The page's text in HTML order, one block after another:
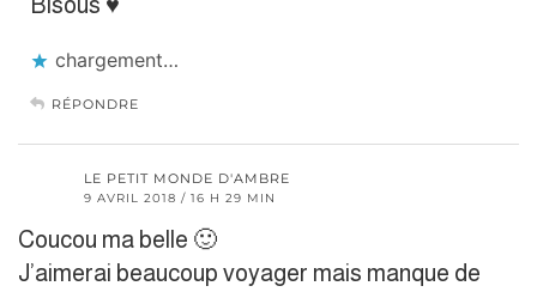
Bisous ♥
chargement…
RÉPONDRE
LE PETIT MONDE D'AMBRE
9 AVRIL 2018 / 16 H 29 MIN
Coucou ma belle 🙂
J’aimerai beaucoup voyager mais manque de